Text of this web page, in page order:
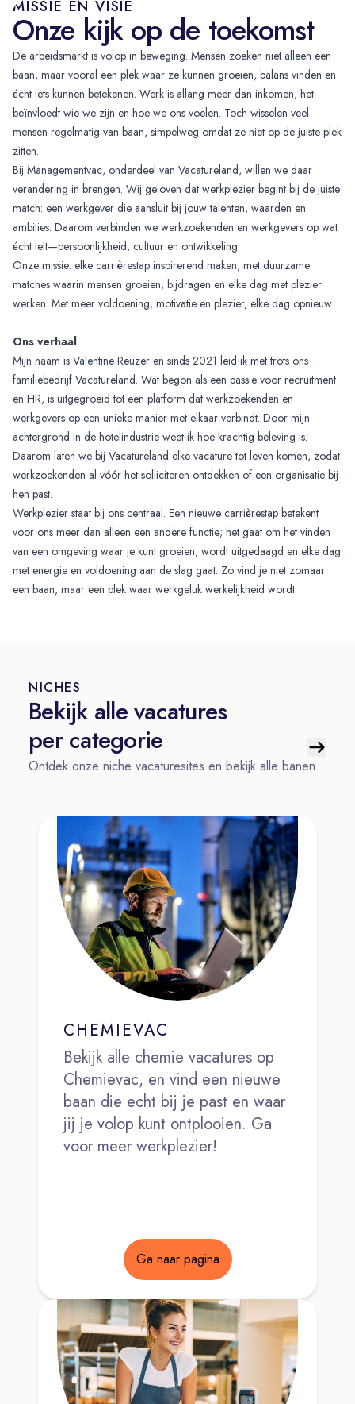
MISSIE EN VISIE
Onze kijk op de toekomst
De arbeidsmarkt is volop in beweging. Mensen zoeken niet alleen een
baan, maar vooral een plek waar ze kunnen groeien, balans vinden en
écht iets kunnen betekenen. Werk is allang meer dan inkomen; het
beïnvloedt wie we zijn en hoe we ons voelen. Toch wisselen veel
mensen regelmatig van baan, simpelweg omdat ze niet op de juiste plek
zitten.
Bij Managementvac, onderdeel van Vacatureland, willen we daar
verandering in brengen. Wij geloven dat werkplezier begint bij de juiste
match: een werkgever die aansluit bij jouw talenten, waarden en
ambities. Daarom verbinden we werkzoekenden en werkgevers op wat
écht telt—persoonlijkheid, cultuur en ontwikkeling.
Onze missie: elke carrièrestap inspirerend maken, met duurzame
matches waarin mensen groeien, bijdragen en elke dag met plezier
werken. Met meer voldoening, motivatie en plezier, elke dag opnieuw.
Ons verhaal
Mijn naam is Valentine Reuzer en sinds 2021 leid ik met trots ons
familiebedrijf Vacatureland. Wat begon als een passie voor recruitment
en HR, is uitgegroeid tot een platform dat werkzoekenden en
werkgevers op een unieke manier met elkaar verbindt. Door mijn
achtergrond in de hotelindustrie weet ik hoe krachtig beleving is.
Daarom laten we bij Vacatureland elke vacature tot leven komen, zodat
werkzoekenden al vóór het solliciteren ontdekken of een organisatie bij
hen past.
Werkplezier staat bij ons centraal. Een nieuwe carrièrestap betekent
voor ons meer dan alleen een andere functie; het gaat om het vinden
van een omgeving waar je kunt groeien, wordt uitgedaagd en elke dag
met energie en voldoening aan de slag gaat. Zo vind je niet zomaar
een baan, maar een plek waar werkgeluk werkelijkheid wordt.
NICHES
Bekijk alle vacatures
per categorie
Ontdek onze niche vacaturesites en bekijk alle banen.
CHEMIEVAC
Bekijk alle chemie vacatures op
Chemievac, en vind een nieuwe
baan die echt bij je past en waar
jij je volop kunt ontplooien. Ga
voor meer werkplezier!
Ga naar pagina